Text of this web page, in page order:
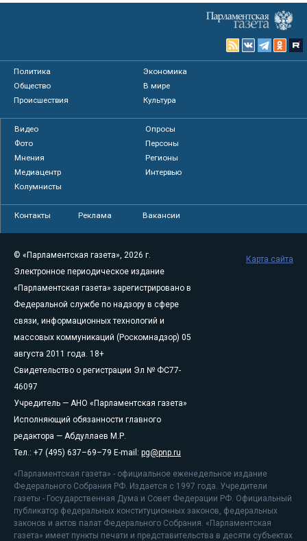
Политика
Экономика
Общество
В мире
Происшествия
Культура
Видео
Опросы
Фото
Персоны
Мнения
Регионы
Медиацентр
Интервью
Колумнисты
Контакты Реклама Вакансии
© «Парламентская газета», 2026 г.
Электронное периодическое издание
«Парламентская газета» зарегистрировано в
Федеральной службе по надзору в сфере
связи, информационных технологий и
массовых коммуникаций (Роскомнадзор) 05
августа 2011 года. 18+
Свидетельство о регистрации Эл № ФС77-
46097
Учредитель — АНО «Парламентская газета»
Исполняющий обязанности главного
редактора — Абдуллаев М.Р.
Тел.: +7 (495) 637–69–79 E-mail: pg@pnp.ru
«Парламентская газета» - официальное еженедельное издание
Федерального Собрания РФ. Издается с 1997 года. Учредители
газеты - Государственная Дума и Совет Федерации РФ. Официальный
публикатор федеральных конституционных законов, федеральных
законов и актов палат Федерального Собрания. «Парламентская
газета» имеет пункты печати и представительства в десяти субъектах
Карта сайта